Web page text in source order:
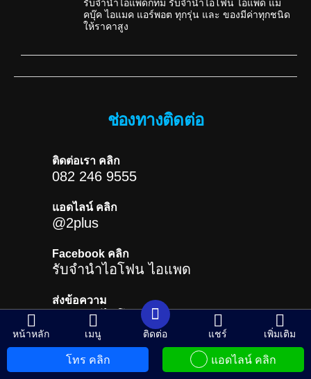
รับจำนำไอแพดกทม รับจำนำไอโฟน ไอแพด แม
คบุ๊ค ไอแมค แอร์พอต ทุกรุ่น และ ของมีค่าทุกชนิด
ให้ราคาสูง
ช่องทางติดต่อ
ติดต่อเรา คลิก
082 246 9555
แอดไลน์ คลิก
@2plus
Facebook คลิก
รับจำนำไอโฟน ไอแพด
ส่งข้อความ
รับจำนำไอโฟน ไอแพด
หน้าหลัก เมนู ติดต่อ แชร์ เพิ่มเติม
โทร คลิก แอดไลน์ คลิก